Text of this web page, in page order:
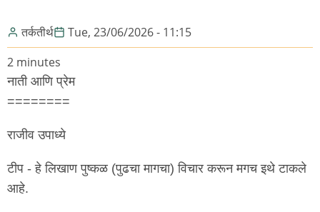
तर्कतीर्थ
Tue, 23/06/2026 - 11:15
2 minutes
नाती आणि प्रेम
========
राजीव उपाध्ये
टीप - हे लिखाण पुष्कळ (पुढचा मागचा) विचार करून मगच इथे टाकले
आहे.